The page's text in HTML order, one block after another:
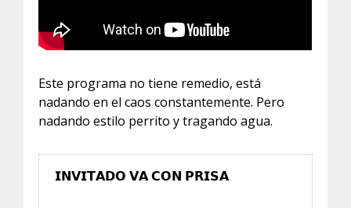
Este programa no tiene remedio, está
nadando en el caos constantemente. Pero
nadando estilo perrito y tragando agua.
𝗜𝗡𝗩𝗜𝗧𝗔𝗗𝗢 𝗩𝗔 𝗖𝗢𝗡 𝗣𝗥𝗜𝗦𝗔